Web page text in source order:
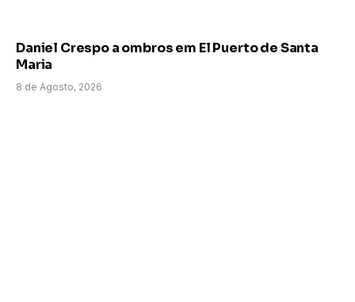
Daniel Crespo a ombros em El Puerto de Santa
Maria
8 de Agosto, 2026